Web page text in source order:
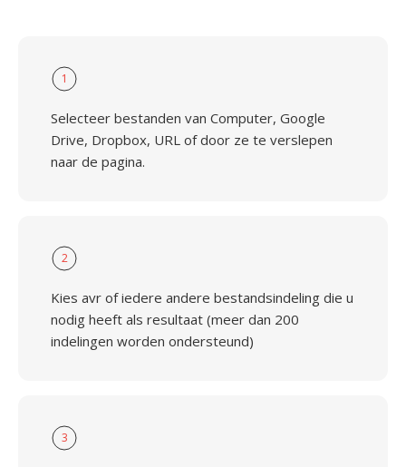
1
Selecteer bestanden van Computer, Google
Drive, Dropbox, URL of door ze te verslepen
naar de pagina.
2
Kies avr of iedere andere bestandsindeling die u
nodig heeft als resultaat (meer dan 200
indelingen worden ondersteund)
3